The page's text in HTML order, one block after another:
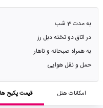
به مدت 3 شب
در اتاق دو تخته دبل رز
به همراه صبحانه و ناهار
حمل و نقل هوایی
امکانات هتل قیمت پکیج ها